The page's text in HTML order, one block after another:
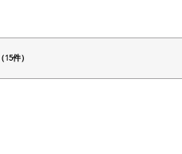
（15件）